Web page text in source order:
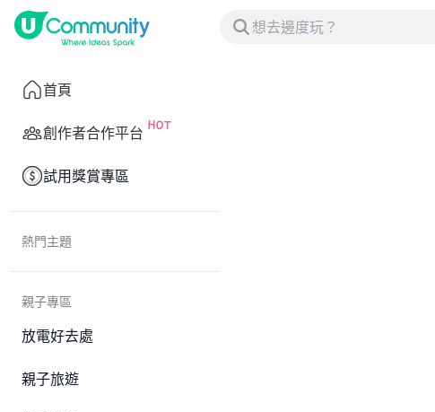
首頁
創作者合作平台
試用獎賞專區
熱門主題
親子專區
放電好去處
親子旅遊